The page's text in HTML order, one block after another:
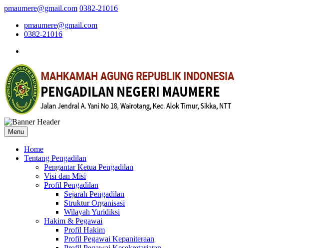
pmaumere@gmail.com 0382-21016
pmaumere@gmail.com
0382-21016
Menu
Home
Tentang Pengadilan
Pengantar Ketua Pengadilan
Visi dan Misi
Profil Pengadilan
Sejarah Pengadilan
Struktur Organisasi
Wilayah Yuridiksi
Hakim & Pegawai
Profil Hakim
Profil Pegawai Kepaniteraan